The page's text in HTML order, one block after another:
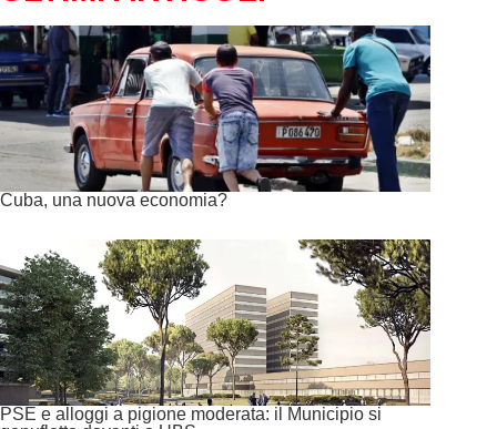
Cuba, una nuova economia?
PSE e alloggi a pigione moderata: il Municipio si